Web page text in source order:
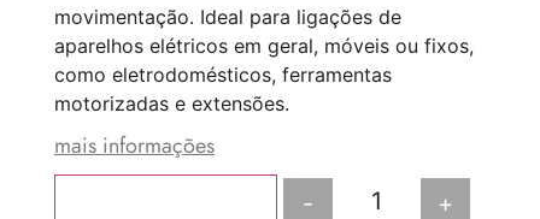
movimentação. Ideal para ligações de
aparelhos elétricos em geral, móveis ou fixos,
como eletrodomésticos, ferramentas
motorizadas e extensões.
mais informações
- +